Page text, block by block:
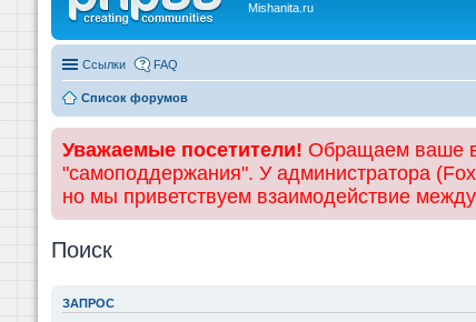
Mishanita.ru
Ссылки FAQ
Список форумов
Уважаемые посетители! Обращаем ваше
"самоподдержания". У администратора
но мы приветствуем взаимодействие
Поиск
ЗАПРОС